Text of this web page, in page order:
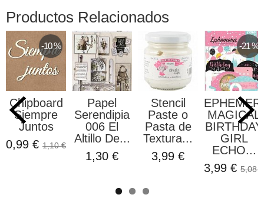
Productos Relacionados
-10 %
Chipboard
Siempre
Juntos
0,99 € 1,10 €
Papel
Serendipia
006 El
Altillo De...
1,30 €
Stencil
Paste o
Pasta de
Textura...
3,99 €
-21 %
MAGICAL
BIRTHDAY
GIRL
ECHO...
3,99 € 5,08 €